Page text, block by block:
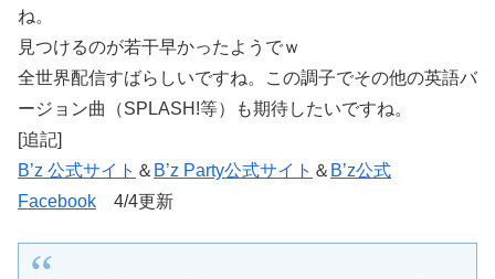
ね。
見つけるのが若干早かったようでｗ
全世界配信すばらしいですね。この調子でその他の英語バ
ージョン曲（SPLASH!等）も期待したいですね。
[追記]
B’z 公式サイト ＆ B’z Party公式サイト ＆ B’z公式
Facebook 4/4更新